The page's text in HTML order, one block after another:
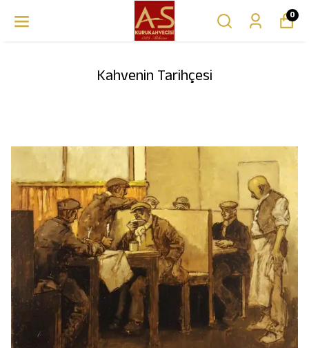
0
Kahvenin Tarihçesi